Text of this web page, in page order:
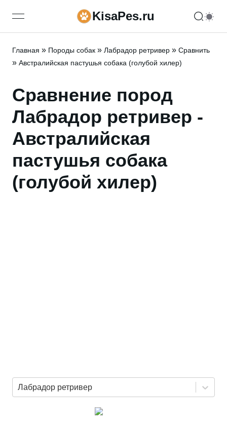
open navigation menuKisaPes.ru
Главная » Породы собак » Лабрадор ретривер » Сравнить
» Австралийская пастушья собака (голубой хилер)
Сравнение пород
Лабрадор ретривер -
Австралийская
пастушья собака
(голубой хилер)
Лабрадор ретривер